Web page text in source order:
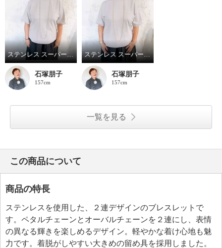
ステンレス スーパーロングチェーンネックレス シルバー
石塚朋子
157cm
ステンレス スーパーロングチェーンネックレス ゴールド
石塚朋子
157cm
一覧を見る
この商品について
商品の特長
ステンレスを使用した、２連デザインのブレスレットで
す。ペタルチェーンとオーバルチェーンを２連にし、表情
の異なる輝きを楽しめるデザイン。軽やかな着け心地も魅
力です。着脱がしやすい大きめの留め具を採用しました。